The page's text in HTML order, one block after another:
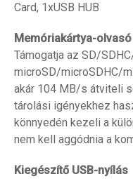
Card, 1xUSB HUB
Memóriakártya-olvasó
Támogatja az SD/
microSD/microSDHC/
akár 104 MB/s átviteli
tárolási igényekhez
könnyedén kezeli a
nem kell aggódnia a
Kiegészítő USB-nyílás